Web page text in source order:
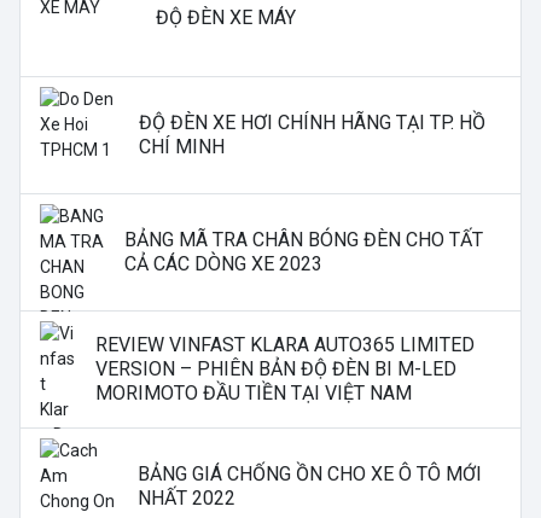
ĐỘ ĐÈN XE MÁY
ĐỘ ĐÈN XE HƠI CHÍNH HÃNG TẠI TP. HỒ
CHÍ MINH
BẢNG MÃ TRA CHÂN BÓNG ĐÈN CHO TẤT
CẢ CÁC DÒNG XE 2023
REVIEW VINFAST KLARA AUTO365 LIMITED
VERSION – PHIÊN BẢN ĐỘ ĐÈN BI M-LED
MORIMOTO ĐẦU TIỀN TẠI VIỆT NAM
BẢNG GIÁ CHỐNG ỒN CHO XE Ô TÔ MỚI
NHẤT 2022